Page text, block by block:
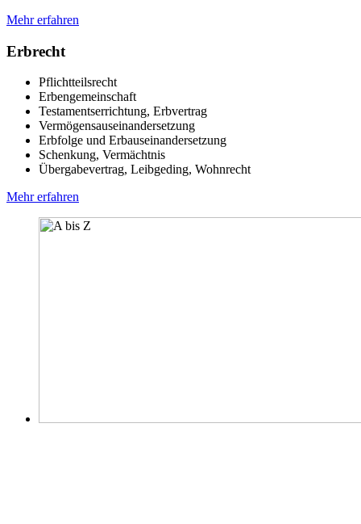
Mehr erfahren
Erbrecht
Pflichtteilsrecht
Erbengemeinschaft
Testamentserrichtung, Erbvertrag
Vermögensauseinandersetzung
Erbfolge und Erbauseinandersetzung
Schenkung, Vermächtnis
Übergabevertrag, Leibgeding, Wohnrecht
Mehr erfahren